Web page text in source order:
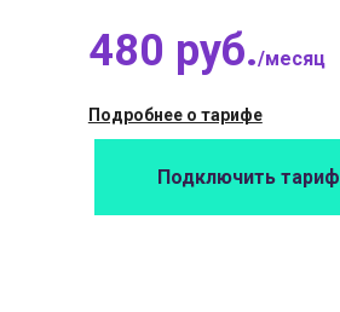
480 руб./месяц
Подробнее о тарифе
Подключить тариф